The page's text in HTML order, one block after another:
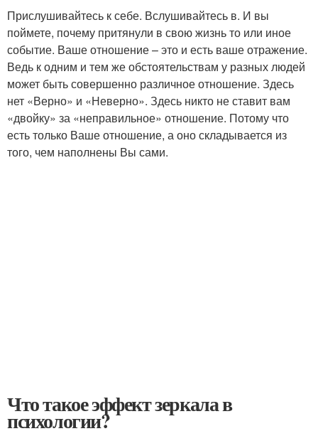
Прислушивайтесь к себе. Вслушивайтесь в. И вы
поймете, почему притянули в свою жизнь то или иное
событие. Ваше отношение – это и есть ваше отражение.
Ведь к одним и тем же обстоятельствам у разных людей
может быть совершенно различное отношение. Здесь
нет «Верно» и «Неверно». Здесь никто не ставит вам
«двойку» за «неправильное» отношение. Потому что
есть только Ваше отношение, а оно складывается из
того, чем наполнены Вы сами.
Что такое эффект зеркала в
психологии?